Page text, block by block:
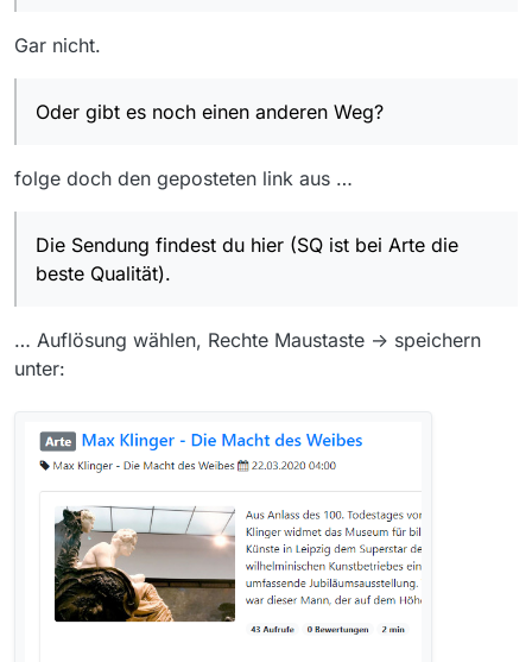
Gar nicht.
Oder gibt es noch einen anderen Weg?
folge doch den geposteten link aus …
Die Sendung findest du hier (SQ ist bei Arte die
beste Qualität).
… Auflösung wählen, Rechte Maustaste -> speichern
unter: